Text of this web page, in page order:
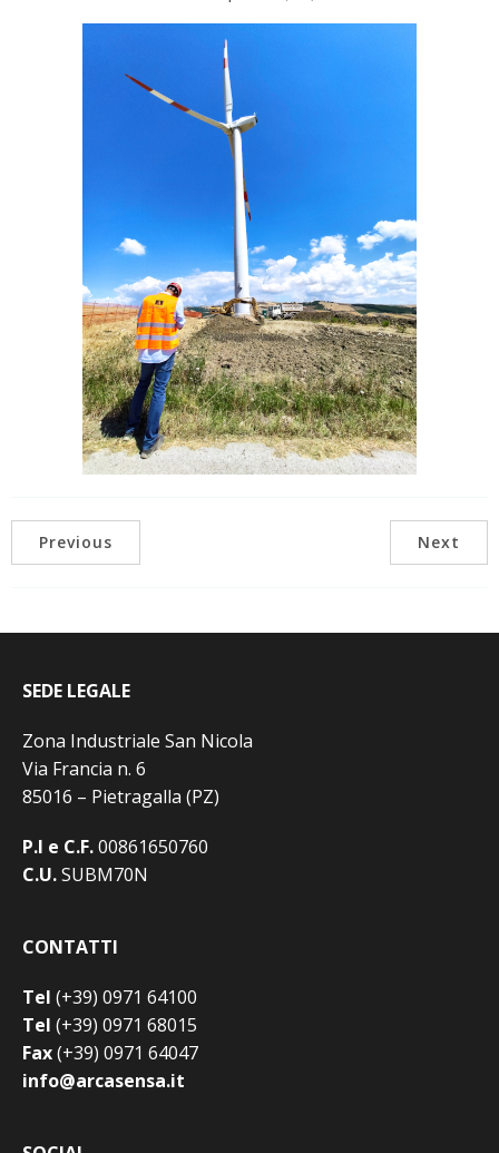
Previous Next
SEDE LEGALE
Zona Industriale San Nicola
Via Francia n. 6
85016 – Pietragalla (PZ)
P.I e C.F.00861650760
C.U.SUBM70N
CONTATTI
Tel (+39) 0971 64100
Tel (+39) 0971 68015
Fax(+39) 0971 64047
info@arcasensa.it